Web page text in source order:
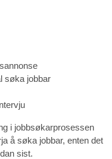
søka jobbar
i jobbsøkarprosessen
å søka jobbar, enten det
sist.